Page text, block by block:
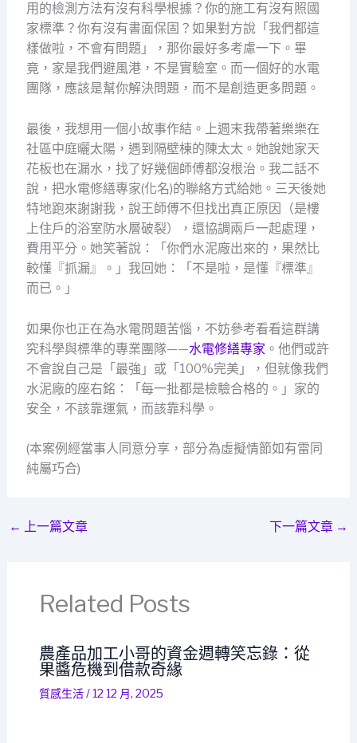
用的檢測方法有沒有科學根據？你的施工有沒有照國
家標準？你有沒有書面保固？如果對方說「我們都這
樣做啦，不會有問題」，那你最好多考慮一下。畢
竟，家是我們避風港，不是實驗室。而一個好的水電
團隊，應該是幫你解決問題，而不是創造更多問題。
最後，我想用一個小故事作結。上週末我帶著樂樂在
社區中庭曬太陽，遇到隔壁棟的陳太太。她說她家天
花板也在漏水，找了好幾個師傅都沒根治。我二話不
說，把水電修繕專家(化名)的聯絡方式給她。三天後她
特地跑來謝謝我，說王師傅不但找出真正原因（是樓
上住戶的浴室防水層破裂），還協調兩戶一起處理，
費用平分。她笑著說：「你們水泥廠出來的，果然比
較懂『抓漏』。」我回她：「不是啦，是懂『標準』
而已。」
如果你也正在為水電問題苦惱，不妨參考看看這群講
究科學與標準的專業團隊——水電修繕專家 。他們或許
不會說自己是「最強」或「100%完美」，但就像我們
水泥廠的座右銘：「每一批都是檢驗合格的。」家的
安全，不該靠運氣，而該靠科學。
(本案例經當事人同意分享，部分為虛擬情節如有雷同
純屬巧合)
← 上一篇文章 下一篇文章 →
Related Posts
農產品加工小哥的資金週轉笑忘錄：從
果醬危機到借款奇緣
質感生活/12 12 月, 2025